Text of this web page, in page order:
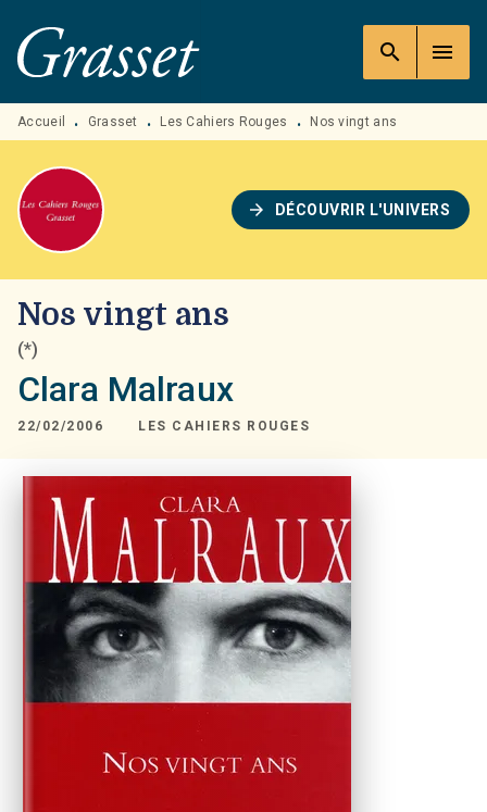
MENU RECHERCHE
PIED DE PAGE
search menu
Accueil • Grasset • Les Cahiers Rouges • Nos vingt ans
arrow_forward DÉCOUVRIR L'UNIVERS
Nos vingt ans
(*)
Clara Malraux
22/02/2006 LES CAHIERS ROUGES